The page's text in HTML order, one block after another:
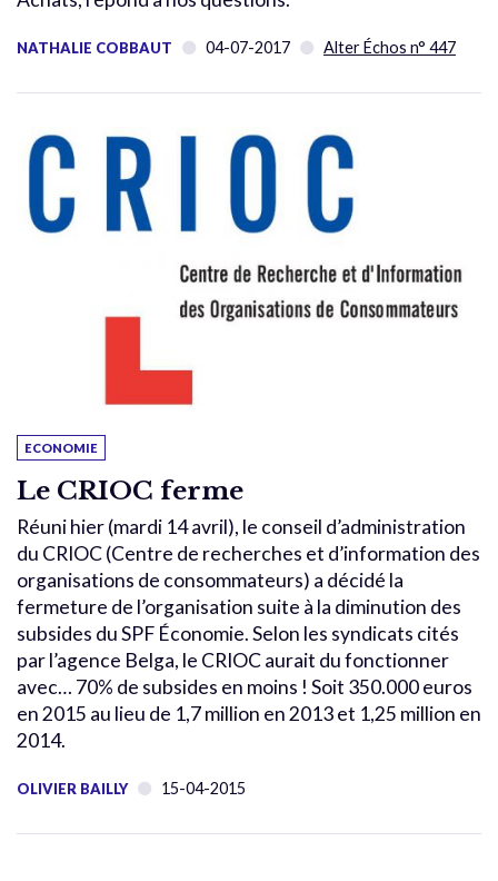
NATHALIE COBBAUT 04-07-2017 Alter Échos n° 447
ECONOMIE
Le CRIOC ferme
Réuni hier (mardi 14 avril), le conseil d’administration
du CRIOC (Centre de recherches et d’information des
organisations de consommateurs) a décidé la
fermeture de l’organisation suite à la diminution des
subsides du SPF Économie. Selon les syndicats cités
par l’agence Belga, le CRIOC aurait du fonctionner
avec… 70% de subsides en moins ! Soit 350.000 euros
en 2015 au lieu de 1,7 million en 2013 et 1,25 million en
2014.
OLIVIER BAILLY 15-04-2015